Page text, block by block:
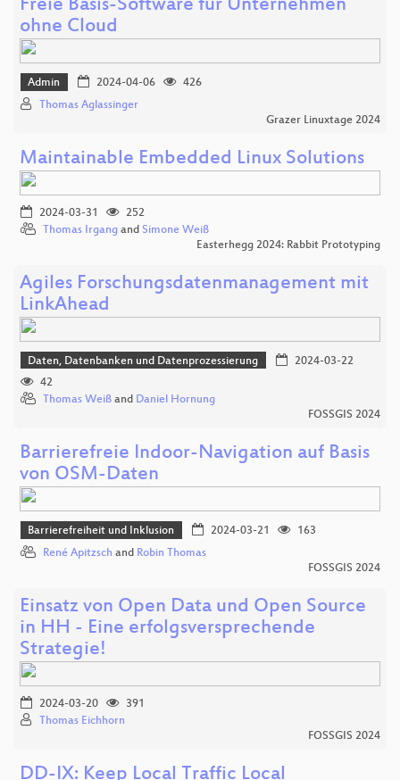
Freie Basis-Software für Unternehmen
ohne Cloud
Admin 2024-04-06
426
Thomas Aglassinger
Grazer Linuxtage 2024
Maintainable Embedded Linux Solutions
2024-03-31
252
Thomas Irgang and Simone Weiß
Easterhegg 2024: Rabbit Prototyping
Agiles Forschungsdatenmanagement mit
LinkAhead
Daten, Datenbanken und Datenprozessierung
2024-03-22
42
Thomas Weiß and Daniel Hornung
FOSSGIS 2024
Barrierefreie Indoor-Navigation auf Basis
von OSM-Daten
Barrierefreiheit und Inklusion 2024-03-21
163
René Apitzsch and Robin Thomas
FOSSGIS 2024
Einsatz von Open Data und Open Source
in HH - Eine erfolgsversprechende
Strategie!
2024-03-20
391
Thomas Eichhorn
FOSSGIS 2024
DD-IX: Keep Local Traffic Local